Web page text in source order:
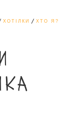
ХОТІЛКИ
ХТО Я?